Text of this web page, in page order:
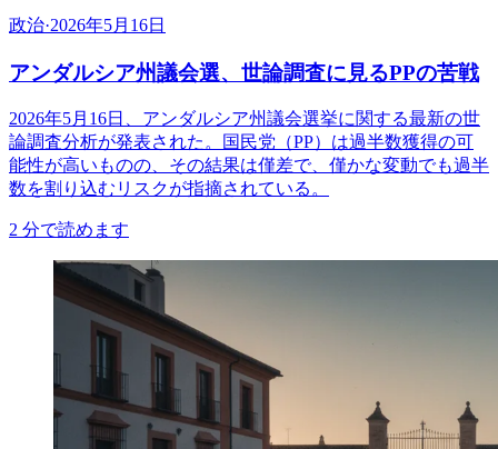
政治·2026年5月16日
アンダルシア州議会選、世論調査に見るPPの苦戦
2026年5月16日、アンダルシア州議会選挙に関する最新の世
論調査分析が発表された。国民党（PP）は過半数獲得の可
能性が高いものの、その結果は僅差で、僅かな変動でも過半
数を割り込むリスクが指摘されている。
2 分で読めます